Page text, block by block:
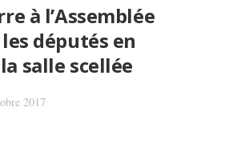
à l’Assemblée
députés en
salle scellée
2017